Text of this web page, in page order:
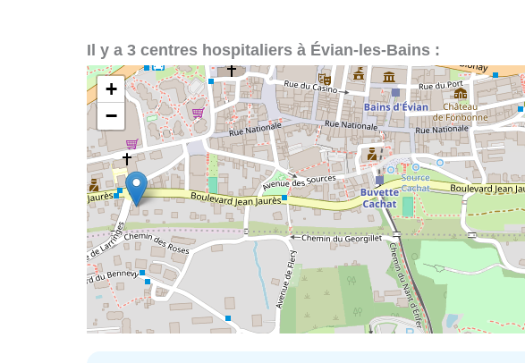
Il y a 3 centres hospitaliers à Évian-les-Bains :
+
−